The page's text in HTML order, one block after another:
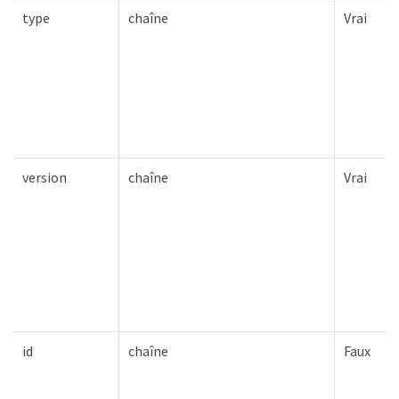
type chaîne Vrai
version chaîne Vrai
id chaîne Faux